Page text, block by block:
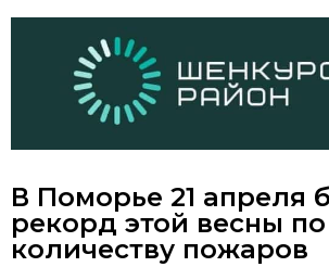
В Поморье 21 апреля
рекорд этой весны по
количеству пожаров